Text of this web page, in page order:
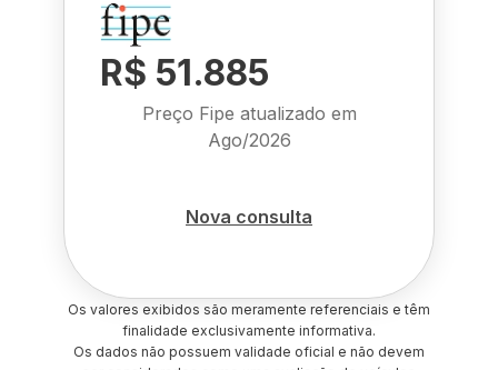
R$ 51.885
Preço Fipe atualizado em
Ago/2026
Nova consulta
Os valores exibidos são meramente referenciais e têm
finalidade exclusivamente informativa.
Os dados não possuem validade oficial e não devem